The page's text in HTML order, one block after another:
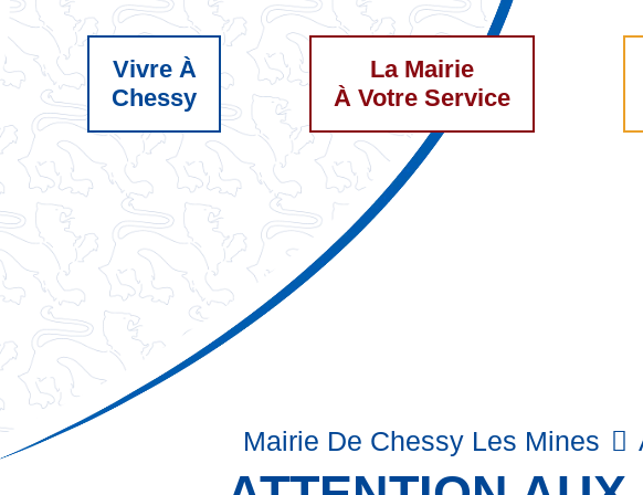
Vivre À
Chessy
La Mairie
À Votre Service
Mairie De Chessy Les Mines